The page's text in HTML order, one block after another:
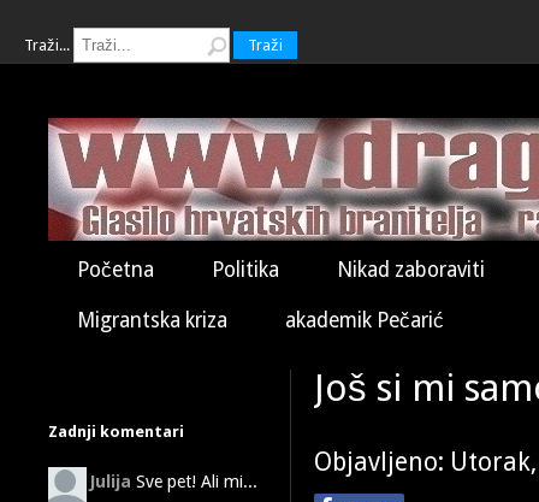
Traži... Traži
Početna Politika Nikad zaboraviti
Migrantska kriza akademik Pečarić
Zadnji komentari
Julija Sve pet! Ali mi...
Još si mi
Objavljeno: